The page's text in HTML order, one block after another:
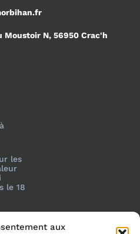
aux
Moustoir N, 56950 Crac'h
les
le 18